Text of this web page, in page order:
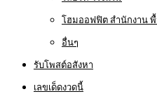
โฮมออฟฟิต สำนักงาน
อื่นๆ
รับโพสต์อสังหา
เลขเด็ดงวดนี้